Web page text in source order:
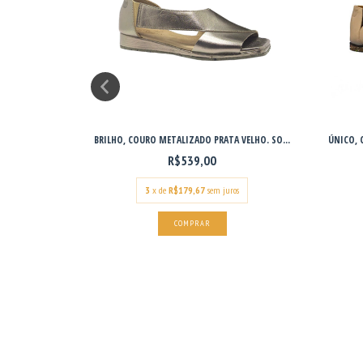
BRILHO, COURO METALIZADO PRATA VELHO. SO...
R$539,00
3 x de R$179,67 sem juros
COMPRAR
ÚNICO,